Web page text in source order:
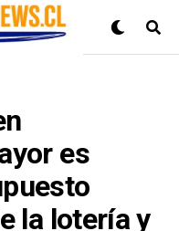
es
la lotería y